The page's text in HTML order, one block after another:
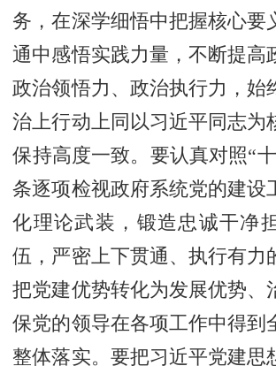
务，在深学细悟中把握核心要
通中感悟实践力量，不断提高
政治领悟力、政治执行力，始
治上行动上同以习近平同志为
保持高度一致。要认真对照“
条逐项检视政府系统党的建设
化理论武装，锻造忠诚干净
伍，严密上下贯通、执行有力
把党建优势转化为发展优势、
保党的领导在各项工作中得到
整体落实。要把习近平党建思